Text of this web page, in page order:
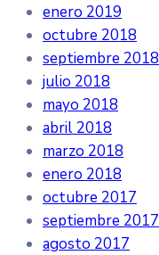
enero 2019
octubre 2018
septiembre 2018
julio 2018
mayo 2018
abril 2018
marzo 2018
enero 2018
octubre 2017
septiembre 2017
agosto 2017